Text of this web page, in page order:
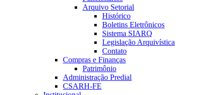
Arquivo Setorial
Histórico
Boletins Eletrônicos
Sistema SIARQ
Legislação Arquivística
Contato
Compras e Finanças
Patrimônio
Administração Predial
CSARH-FE